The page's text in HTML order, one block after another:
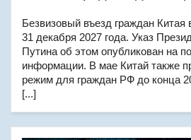
Безвизовый въезд граждан
31 декабря 2027 года. Указ
Путина об этом опубликован на
информации. В мае Китай также
режим для граждан РФ до конца
[...]